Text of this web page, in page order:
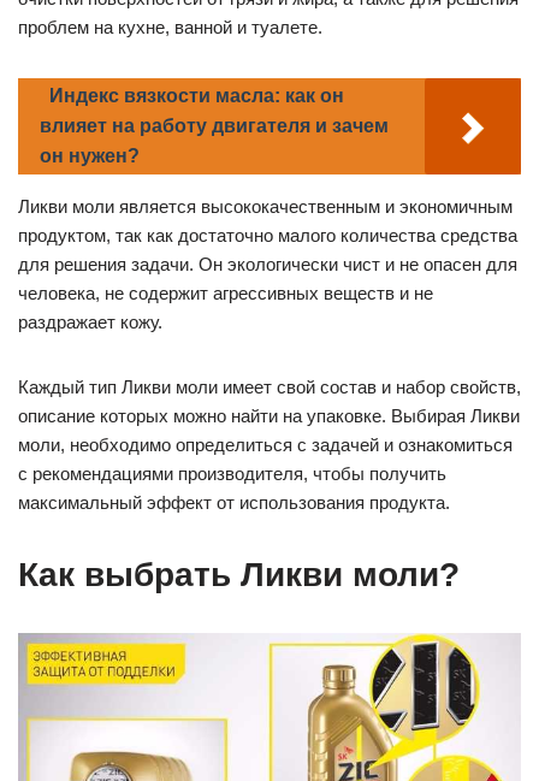
проблем на кухне, ванной и туалете.
Индекс вязкости масла: как он
влияет на работу двигателя и зачем
он нужен?
Ликви моли является высококачественным и экономичным
продуктом, так как достаточно малого количества средства
для решения задачи. Он экологически чист и не опасен для
человека, не содержит агрессивных веществ и не
раздражает кожу.
Каждый тип Ликви моли имеет свой состав и набор свойств,
описание которых можно найти на упаковке. Выбирая Ликви
моли, необходимо определиться с задачей и ознакомиться
с рекомендациями производителя, чтобы получить
максимальный эффект от использования продукта.
Как выбрать Ликви моли?